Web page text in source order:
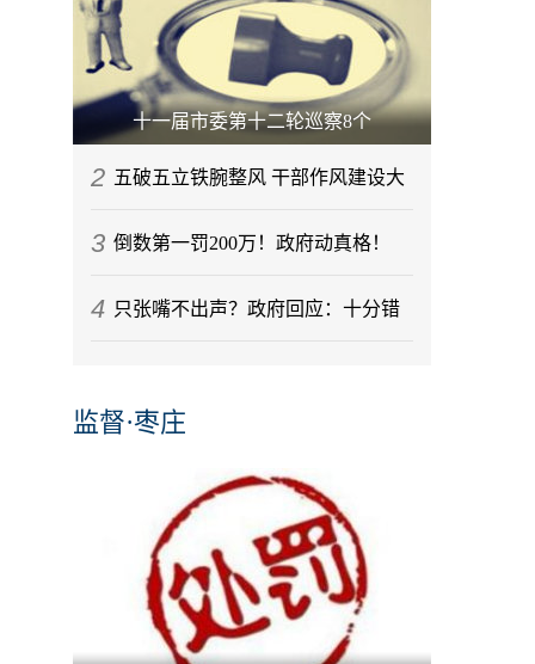
十一届市委第十二轮巡察8个
2 五破五立铁腕整风 干部作风建设大
3 倒数第一罚200万！政府动真格！
4 只张嘴不出声？政府回应：十分错
监督·枣庄